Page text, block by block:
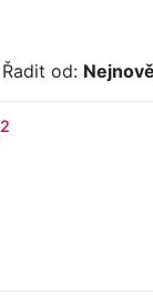
Řadit od:
2